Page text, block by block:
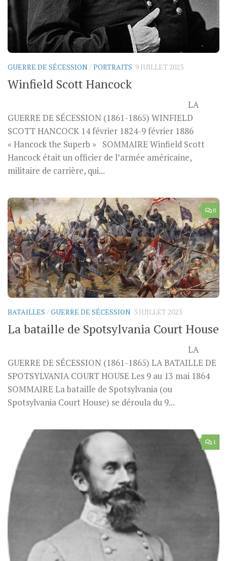
GUERRE DE SÉCESSION /PORTRAITS 9 JUILLET 2023
Winfield Scott Hancock
LA
GUERRE DE SÉCESSION (1861-1865) WINFIELD
SCOTT HANCOCK 14 février 1824-9 février 1886
« Hancock the Superb » SOMMAIRE Winfield Scott
Hancock était un officier de l’armée américaine,
militaire de carrière, qui...
0
BATAILLES /GUERRE DE SÉCESSION 3 JUILLET 2023
La bataille de Spotsylvania Court House
LA
GUERRE DE SÉCESSION (1861-1865) LA BATAILLE DE
SPOTSYLVANIA COURT HOUSE Les 9 au 13 mai 1864
SOMMAIRE La bataille de Spotsylvania (ou
Spotsylvania Court House) se déroula du 9...
1